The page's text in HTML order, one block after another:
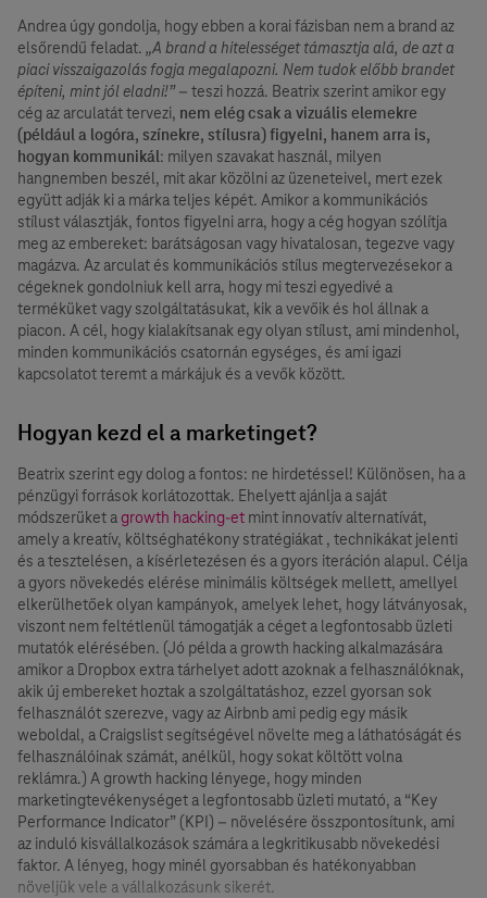
Andrea úgy gondolja, hogy ebben a korai fázisban nem a brand az
elsőrendű feladat. „A brand a hitelességet támasztja alá, de azt a
piaci visszaigazolás fogja megalapozni. Nem tudok előbb brandet
építeni, mint jól eladni!”– teszi hozzá. Beatrix szerint amikor egy
cég az arculatát tervezi, nem elég csak a vizuális elemekre
(például a logóra, színekre, stílusra) figyelni, hanem arra is,
hogyan kommunikál: milyen szavakat használ, milyen
hangnemben beszél, mit akar közölni az üzeneteivel, mert ezek
együtt adják ki a márka teljes képét. Amikor a kommunikációs
stílust választják, fontos figyelni arra, hogy a cég hogyan szólítja
meg az embereket: barátságosan vagy hivatalosan, tegezve vagy
magázva. Az arculat és kommunikációs stílus megtervezésekor a
cégeknek gondolniuk kell arra, hogy mi teszi egyedivé a
terméküket vagy szolgáltatásukat, kik a vevőik és hol állnak a
piacon. A cél, hogy kialakítsanak egy olyan stílust, ami mindenhol,
minden kommunikációs csatornán egységes, és ami igazi
kapcsolatot teremt a márkájuk és a vevők között.
Hogyan kezd el a marketinget?
Beatrix szerint egy dolog a fontos: ne hirdetéssel! Különösen, ha a
pénzügyi források korlátozottak. Ehelyett ajánlja a saját
módszerüket agrowth hacking-et mint innovatív alternatívát,
amely a kreatív, költséghatékony stratégiákat , technikákat jelenti
és a tesztelésen, a kísérletezésen és a gyors iteráción alapul. Célja
a gyors növekedés elérése minimális költségek mellett, amellyel
elkerülhetőek olyan kampányok, amelyek lehet, hogy látványosak,
viszont nem feltétlenül támogatják a céget a legfontosabb üzleti
mutatók elérésében. (Jó példa a growth hacking alkalmazására
amikor a Dropbox extra tárhelyet adott azoknak a felhasználóknak,
akik új embereket hoztak a szolgáltatáshoz, ezzel gyorsan sok
felhasználót szerezve, vagy az Airbnb ami pedig egy másik
weboldal, a Craigslist segítségével növelte meg a láthatóságát és
felhasználóinak számát, anélkül, hogy sokat költött volna
reklámra.) A growth hacking lényege, hogy minden
marketingtevékenységet a legfontosabb üzleti mutató, a “Key
Performance Indicator” (KPI) – növelésére összpontosítunk, ami
az induló kisvállalkozások számára a legkritikusabb növekedési
faktor. A lényeg, hogy minél gyorsabban és hatékonyabban
növeljük vele a vállalkozásunk sikerét.